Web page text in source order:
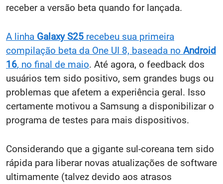
receber a versão beta quando for lançada.
A linha Galaxy S25 recebeu sua primeira
compilação beta da One UI 8, baseada no Android
16, no final de maio. Até agora, o feedback dos
usuários tem sido positivo, sem grandes bugs ou
problemas que afetem a experiência geral. Isso
certamente motivou a Samsung a disponibilizar o
programa de testes para mais dispositivos.
Considerando que a gigante sul-coreana tem sido
rápida para liberar novas atualizações de software
ultimamente (talvez devido aos atrasos